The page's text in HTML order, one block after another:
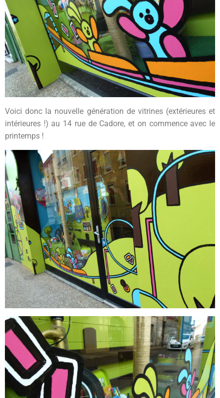
Voici donc la nouvelle génération de vitrines (extérieures et
intérieures !) au 14 rue de Cadore, et on commence avec le
printemps !